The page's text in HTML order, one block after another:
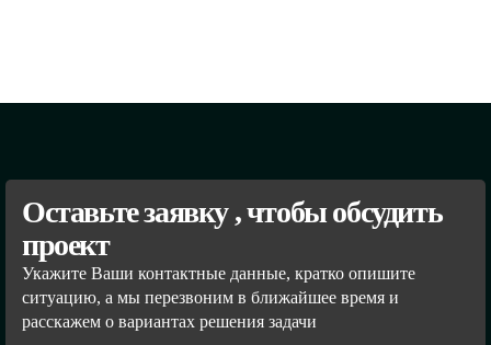
Оставьте заявку , чтобы обсудить
проект
Укажите Ваши контактные данные, кратко опишите
ситуацию, а мы перезвоним в ближайшее время и
расскажем о вариантах решения задачи